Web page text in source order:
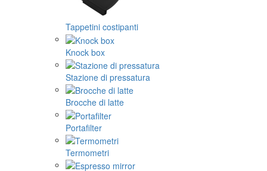
Tappetini costipanti
Knock box
Stazione di pressatura
Brocche di latte
Portafilter
Termometri